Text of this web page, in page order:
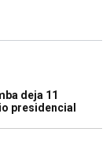
deja 11
presidencial